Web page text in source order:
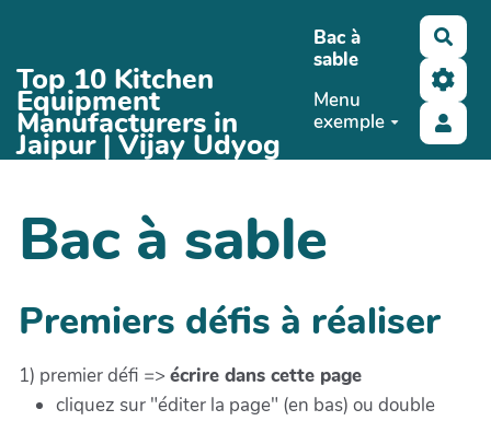
Top 10 Kitchen
Equipment
Manufacturers in
Jaipur | Vijay Udyog
Bac à
sable
Menu
exemple
Bac à sable
Premiers défis à réaliser
1) premier défi => écrire dans cette page
cliquez sur "éditer la page" (en bas) ou double